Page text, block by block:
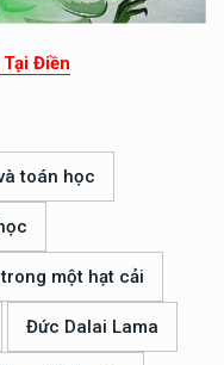
Tại Điền
toán học
một hạt cải
Đức Dalai Lama